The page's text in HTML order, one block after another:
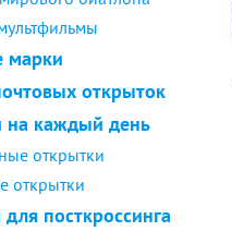
марки
открыток
на каждый день
открытки
открытки
посткроссинга